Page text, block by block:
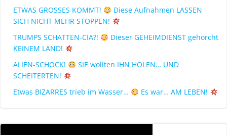
ETWAS GROSSES KOMMT!
Diese Aufnahmen LASSEN
SICH NICHT MEHR STOPPEN!
TRUMPS SCHATTEN-CIA?!
Dieser GEHEIMDIENST gehorcht
KEINEM LAND!
ALIEN-SCHOCK!
SIE wollten IHN HOLEN… UND
SCHEITERTEN!
Etwas BIZARRES trieb im Wasser…
Es war… AM LEBEN!